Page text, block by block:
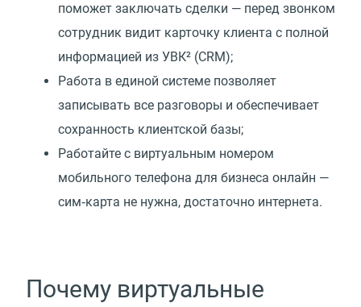
поможет заключать сделки — перед звонком
сотрудник видит карточку клиента с полной
информацией из УВК² (CRM);
Работа в единой системе позволяет
записывать все разговоры и обеспечивает
сохранность клиентской базы;
Работайте с виртуальным номером
мобильного телефона для бизнеса онлайн —
сим‑карта не нужна, достаточно интернета.
Почему виртуальные